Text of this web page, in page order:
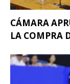
CÁMARA
LA COMPRA